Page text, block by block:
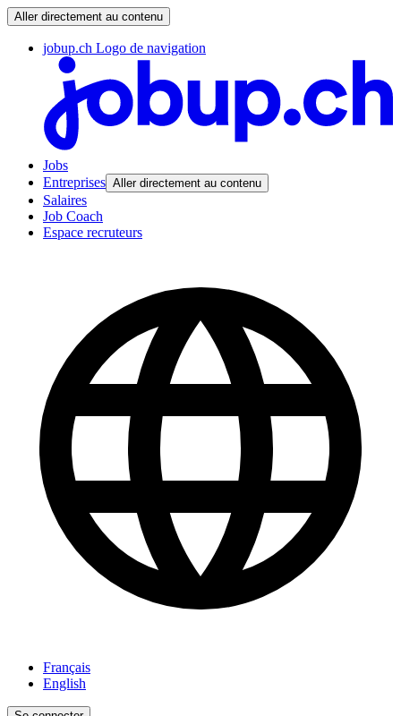
Aller directement au contenu
jobup.ch Logo de navigation
Jobs
Entreprises Aller directement au contenu
Salaires
Job Coach
Espace recruteurs
Français
English